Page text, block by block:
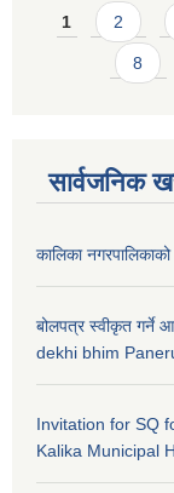
Pages
1 2
8
सार्वजनिक
कालिका
बोलपत्र स्वीकृत
dekhi bhim
Invitation for SQ
Kalika Municipal